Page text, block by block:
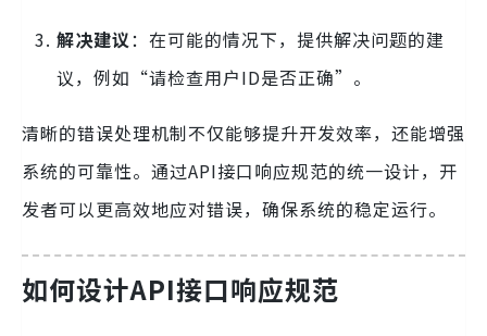
解决建议：在可能的情况下，提供解决问题的建
议，例如“请检查用户ID是否正确”。
清晰的错误处理机制不仅能够提升开发效率，还能增强
系统的可靠性。通过API接口响应规范的统一设计，开
发者可以更高效地应对错误，确保系统的稳定运行。
如何设计API接口响应规范